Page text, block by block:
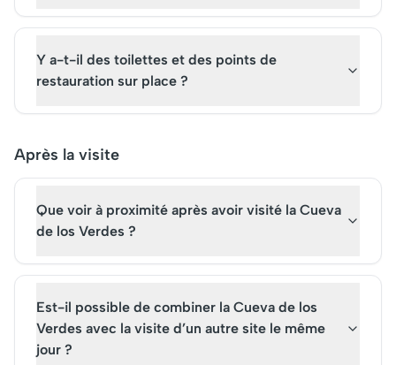
Y a-t-il des toilettes et des points de
restauration sur place ?
Après la visite
Que voir à proximité après avoir visité la Cueva
de los Verdes ?
Est-il possible de combiner la Cueva de los
Verdes avec la visite d’un autre site le même
jour ?